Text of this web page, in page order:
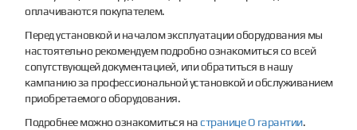
оплачиваются покупателем.
Перед установкой и началом эксплуатации оборудования мы
настоятельно рекомендуем подробно ознакомиться со всей
сопутствующей документацией, или обратиться в нашу
кампанию за профессиональной установкой и обслуживанием
приобретаемого оборудования.
Подробнее можно ознакомиться настранице О гарантии.